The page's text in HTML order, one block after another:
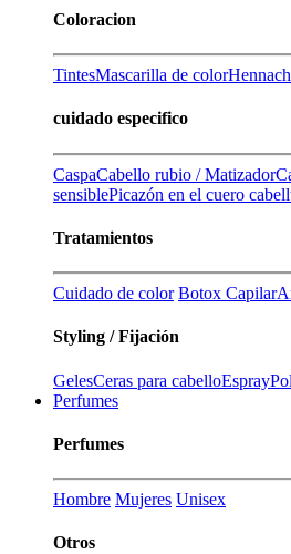
Coloracion
TintesMascarilla de colorHenna
cuidado especifico
CaspaCabello rubio / Matizador
sensiblePicazón en el cuero
Tratamientos
Cuidado de color Botox Capilar
Styling / Fijación
GelesCeras para cabelloEspray
Perfumes
Perfumes
Hombre Mujeres Unisex
Otros